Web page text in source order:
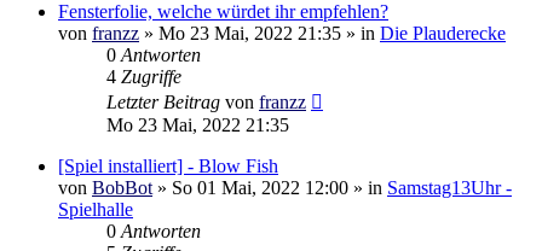
Fensterfolie, welche würdet ihr empfehlen?
von franzz » Mo 23 Mai, 2022 21:35 » in Die Plauderecke
0Antworten
4 Zugriffe
Letzter Beitrag von franzz
Mo 23 Mai, 2022 21:35
[Spiel installiert] - Blow Fish
von BobBot» So 01 Mai, 2022 12:00 » in Samstag13Uhr -
Spielhalle
0Antworten